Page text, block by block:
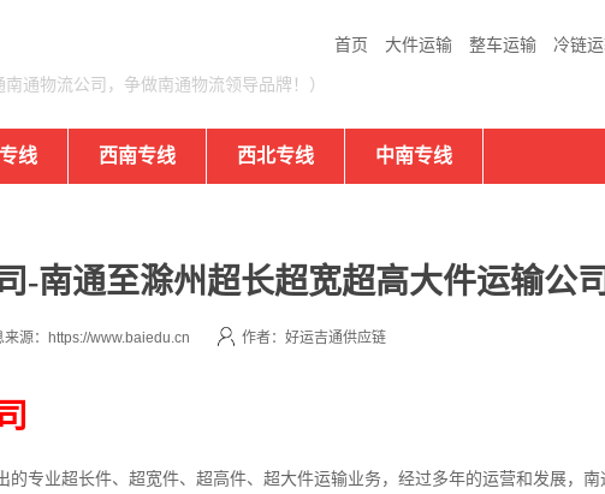
首页 大件运输 整车运输 冷链
南通物流公司，争做南通物流领导品牌！）
线 西南专线 西北专线 中南专线
-南通至滁州超长超宽超高大件运输公司
来源：https://www.baiedu.cn 作者：好运吉通供应链
专业超长件、超宽件、超高件、超大件运输业务，经过多年的运营和发展，